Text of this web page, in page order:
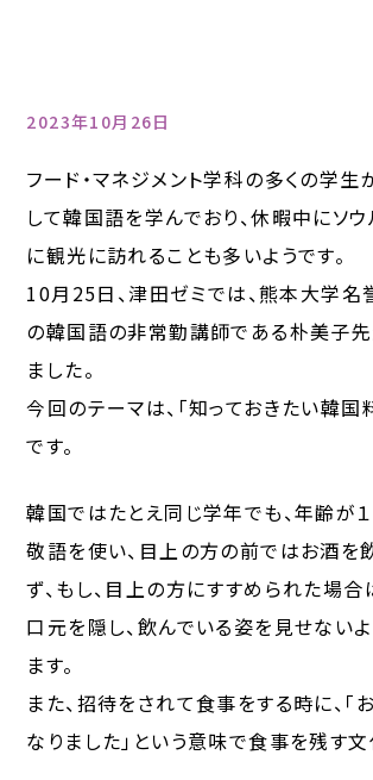
2023年10月26日
フード・マネジメント学科の多くの学
して韓国語を学んでおり、休暇中にソ
に観光に訪れることも多いようです。
10月25日、津田ゼミでは、熊本大学名
の韓国語の非常勤講師である朴美子
ました。
今回のテーマは、「知っておきたい韓国
です。
韓国ではたとえ同じ学年でも、年齢が
敬語を使い、目上の方の前ではお酒を
ず、もし、目上の方にすすめられた場合
口元を隠し、飲んでいる姿を見せない
ます。
また、招待をされて食事をする時に、「
なりました」という意味で食事を残す文